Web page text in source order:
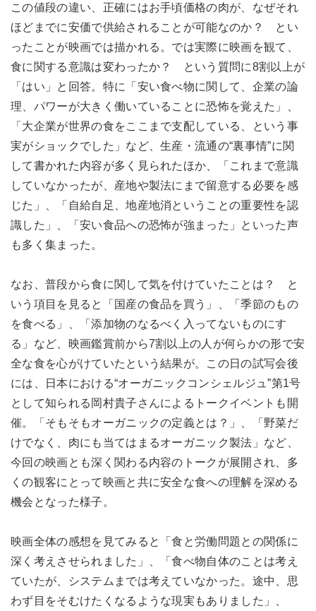
この値段の違い、正確にはお手頃価格の肉が、なぜそれ
ほどまでに安価で供給されることが可能なのか？ とい
ったことが映画では描かれる。では実際に映画を観て、
食に関する意識は変わったか？ という質問に8割以上が
「はい」と回答。特に「安い食べ物に関して、企業の論
理、パワーが大きく働いていることに恐怖を覚えた」、
「大企業が世界の食をここまで支配している、という事
実がショックでした」など、生産・流通の“裏事情”に関
して書かれた内容が多く見られたほか、「これまで意識
していなかったが、産地や製法にまで留意する必要を感
じた」、「自給自足、地産地消ということの重要性を認
識した」、「安い食品への恐怖が強まった」といった声
も多く集まった。
なお、普段から食に関して気を付けていたことは？ と
いう項目を見ると「国産の食品を買う」、「季節のもの
を食べる」、「添加物のなるべく入ってないものにす
る」など、映画鑑賞前から7割以上の人が何らかの形で安
全な食を心がけていたという結果が。この日の試写会後
には、日本における“オーガニックコンシェルジュ”第1号
として知られる岡村貴子さんによるトークイベントも開
催。「そもそもオーガニックの定義とは？」、「野菜だ
けでなく、肉にも当てはまるオーガニック製法」など、
今回の映画とも深く関わる内容のトークが展開され、多
くの観客にとって映画と共に安全な食への理解を深める
機会となった様子。
映画全体の感想を見てみると「食と労働問題との関係に
深く考えさせられました」、「食べ物自体のことは考え
ていたが、システムまでは考えていなかった。途中、思
わず目をそむけたくなるような現実もありました」、